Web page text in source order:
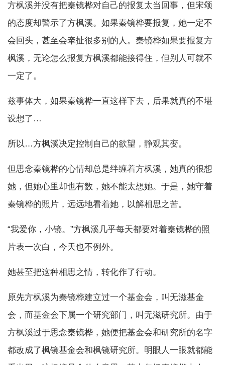
方枫溪并没有把秦镜桦对自己的报复太当回事，但宋颂
的态度却警示了方枫溪。如果秦镜桦要报复，她一定不
会回头，甚至会牵扯很多别的人。秦镜桦如果要报复方
枫溪，无论怎么报复方枫溪都能接得住，但别人可就不
一定了。
兹事体大，如果秦镜桦一直这样下去，后果就真的不堪
设想了…
所以…方枫溪决定控制自己的欲望，静观其变。
但思念秦镜桦的心情却总是绊缠着方枫溪，她真的很想
她，但她心里却也有数，她不能太想她。于是，她守着
秦镜桦的照片，远远地看着她，以解相思之苦。
“我爱你，小镜。”方枫溪几乎每天都要对着秦镜桦的照
片表一次白，今天也不例外。
她甚至把这种相思之情，转化作了行动。
原先方枫溪为秦镜桦建立过一个基金会，叫无滋基金
会，而基金会下属一个研究部门，叫无滋研究所。由于
方枫溪过于思念秦镜桦，她便把基金会和研究所的名字
都改成了枫镜基金会和枫镜研究所。明眼人一眼就都能